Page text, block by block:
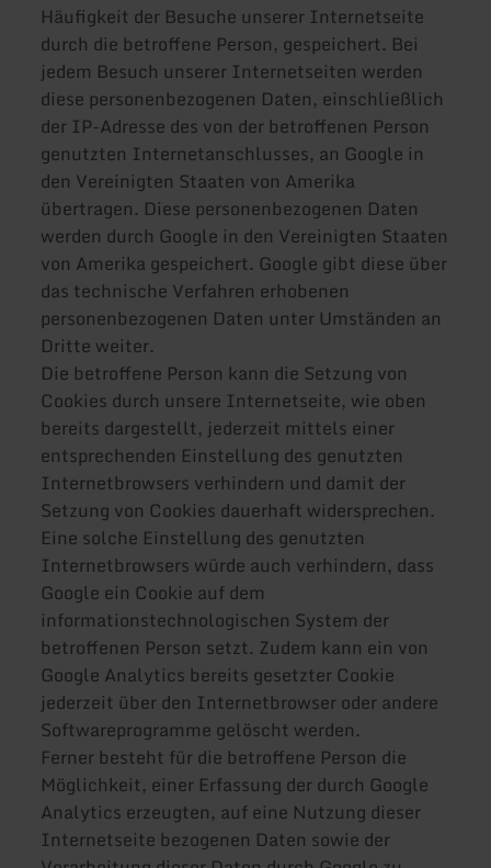
Häufigkeit der Besuche unserer Internetseite
durch die betroffene Person, gespeichert. Bei
jedem Besuch unserer Internetseiten werden
diese personenbezogenen Daten, einschließlich
der IP-Adresse des von der betroffenen Person
genutzten Internetanschlusses, an Google in
den Vereinigten Staaten von Amerika
übertragen. Diese personenbezogenen Daten
werden durch Google in den Vereinigten Staaten
von Amerika gespeichert. Google gibt diese über
das technische Verfahren erhobenen
personenbezogenen Daten unter Umständen an
Dritte weiter.
Die betroffene Person kann die Setzung von
Cookies durch unsere Internetseite, wie oben
bereits dargestellt, jederzeit mittels einer
entsprechenden Einstellung des genutzten
Internetbrowsers verhindern und damit der
Setzung von Cookies dauerhaft widersprechen.
Eine solche Einstellung des genutzten
Internetbrowsers würde auch verhindern, dass
Google ein Cookie auf dem
informationstechnologischen System der
betroffenen Person setzt. Zudem kann ein von
Google Analytics bereits gesetzter Cookie
jederzeit über den Internetbrowser oder andere
Softwareprogramme gelöscht werden.
Ferner besteht für die betroffene Person die
Möglichkeit, einer Erfassung der durch Google
Analytics erzeugten, auf eine Nutzung dieser
Internetseite bezogenen Daten sowie der